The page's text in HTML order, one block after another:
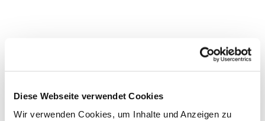
Diese Webseite verwendet Cookies
Wir verwenden Cookies, um Inhalte und Anzeigen zu